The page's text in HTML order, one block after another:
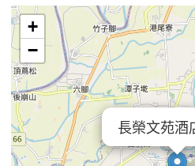
長榮文苑酒
+
−